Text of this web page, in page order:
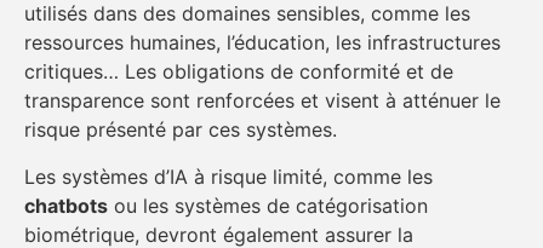
utilisés dans des domaines sensibles, comme les
ressources humaines, l’éducation, les infrastructures
critiques… Les obligations de conformité et de
transparence sont renforcées et visent à atténuer le
risque présenté par ces systèmes.
Les systèmes d’IA à risque limité, comme les
chatbots ou les systèmes de catégorisation
biométrique, devront également assurer la